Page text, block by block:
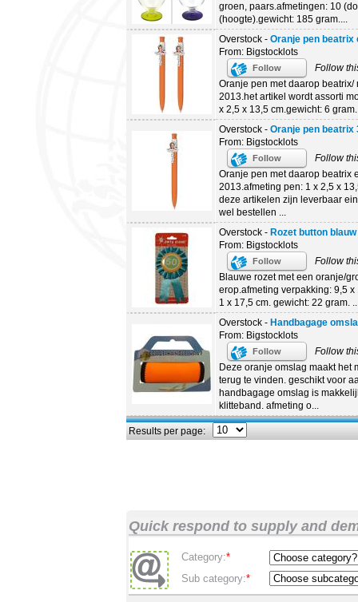
groen, paars.afmetingen: 10
(hoogte).gewicht: 185 gram....
Overstock - Oranje pen
From: Bigstocklots
Follow
Follow
Oranje pen met daarop beatrix/
2013.het artikel wordt assorti
x 2,5 x 13,5 cm.gewicht: 6
Overstock - Oranje pen beatrix
From: Bigstocklots
Follow
Follow
Oranje pen met daarop beatrix
2013.afmeting pen: 1 x 2,5 x
deze artikelen zijn leverbaar
wel bestellen ...
Overstock - Rozet button blauw
From: Bigstocklots
Follow
Follow
Blauwe rozet met een oranje/
erop.afmeting verpakking: 9,5
1 x 17,5 cm. gewicht: 22 gram.
Overstock - Handbagage
From: Bigstocklots
Follow
Follow
Deze oranje omslag maakt het
terug te vinden. geschikt voor
handbagage omslag is
klitteband. afmeting o...
Results per page:
Quick respond to supply and
Category:*
Sub category:*